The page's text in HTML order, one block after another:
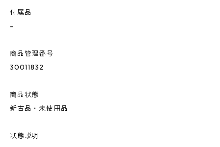
付属品
-
商品管理番号
30011832
商品状態
新古品・未使用品
状態説明